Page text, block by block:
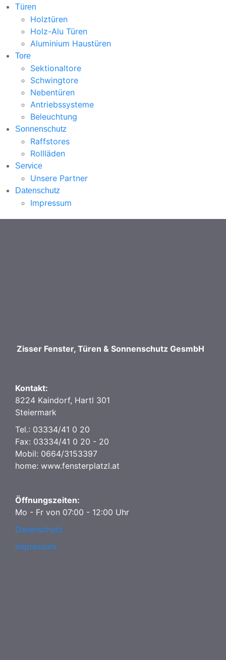
Türen
Holztüren
Holz-Alu Türen
Aluminium Haustüren
Tore
Sektionaltore
Schwingtore
Nebentüren
Antriebssysteme
Beleuchtung
Sonnenschutz
Raffstores
Rollläden
Service
Unsere Partner
Datenschutz
Impressum
Zisser Fenster, Türen & Sonnenschutz GesmbH
Kontakt:
8224 Kaindorf, Hartl 301
Steiermark
Tel.: 03334/41 0 20
Fax: 03334/41 0 20 - 20
Mobil: 0664/3153397
home: www.fensterplatzl.at
Öffnungszeiten:
Mo - Fr von 07:00 - 12:00 Uhr
Datenschutz
Impressum